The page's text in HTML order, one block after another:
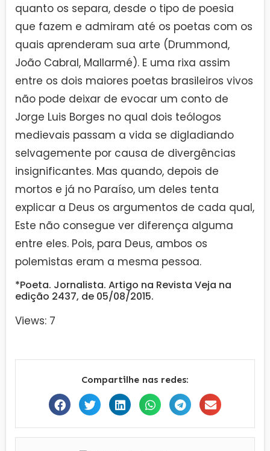
quanto os separa, desde o tipo de poesia
que fazem e admiram até os poetas com os
quais aprenderam sua arte (Drummond,
João Cabral, Mallarmé). E uma rixa assim
entre os dois maiores poetas brasileiros vivos
não pode deixar de evocar um conto de
Jorge Luis Borges no qual dois teólogos
medievais passam a vida se digladiando
selvagemente por causa de divergências
insignificantes. Mas quando, depois de
mortos e já no Paraíso, um deles tenta
explicar a Deus os argumentos de cada qual,
Este não consegue ver diferença alguma
entre eles. Pois, para Deus, ambos os
polemistas eram a mesma pessoa.
*Poeta. Jornalista. Artigo na Revista Veja na
edição 2437, de 05/08/2015.
Views: 7
Compartilhe nas redes: